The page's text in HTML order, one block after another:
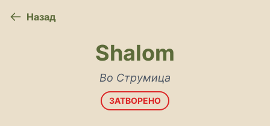
Назад
Shalom
Во Струмица
ЗАТВОРЕНО